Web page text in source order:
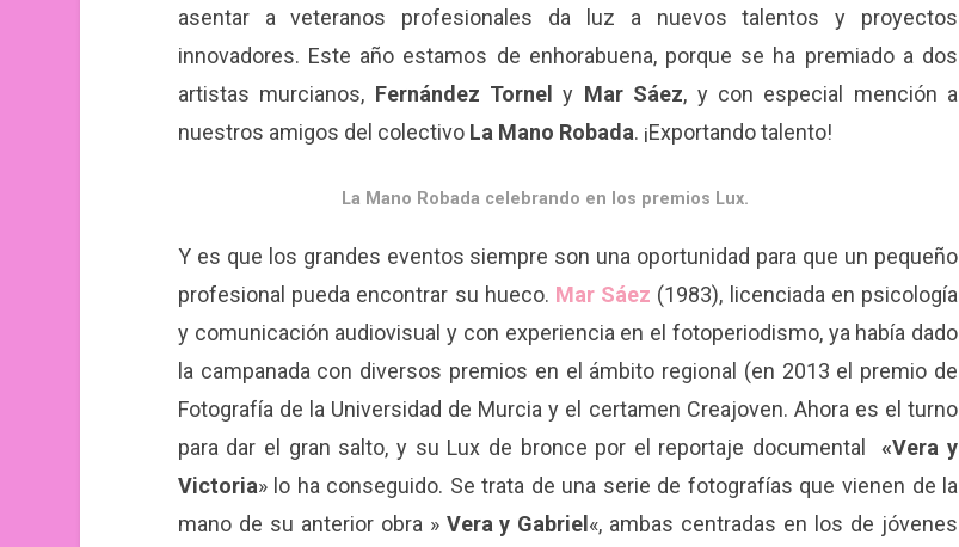
asentar a veteranos profesionales da luz a nuevos talentos y proyectos
innovadores. Este año estamos de enhorabuena, porque se ha premiado a dos
artistas murcianos, Fernández Tornel y Mar Sáez, y con especial mención a
nuestros amigos del colectivo La Mano Robada. ¡Exportando talento!
La Mano Robada celebrando en los premios Lux.
Y es que los grandes eventos siempre son una oportunidad para que un pequeño
profesional pueda encontrar su hueco. Mar Sáez (1983), licenciada en psicología
y comunicación audiovisual y con experiencia en el fotoperiodismo, ya había dado
la campanada con diversos premios en el ámbito regional (en 2013 el premio de
Fotografía de la Universidad de Murcia y el certamen Creajoven. Ahora es el turno
para dar el gran salto, y su Lux de bronce por el reportaje documental«Vera y
Victoria» lo ha conseguido. Se trata de una serie de fotografías que vienen de la
mano de su anterior obra » Vera y Gabriel «, ambas centradas en los de jóvenes